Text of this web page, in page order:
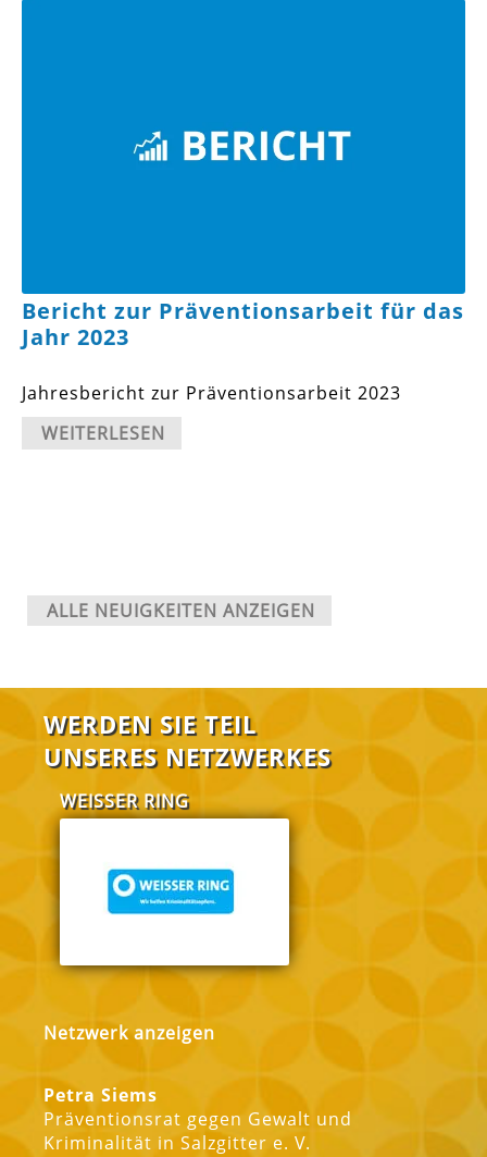
Bericht zur Präventionsarbeit für das
Jahr 2023
Jahresbericht zur Präventionsarbeit 2023
WEITERLESEN
ALLE NEUIGKEITEN ANZEIGEN
WERDEN SIE TEIL
UNSERES NETZWERKES
WEISSER RING FABI
Netzwerk anzeigen
Petra Siems
Präventionsrat gegen Gewalt und
Kriminalität in Salzgitter e. V.